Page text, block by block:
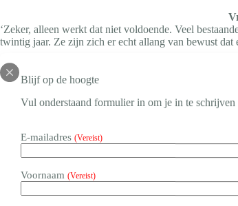
Blijf op de hoogte
Vul onderstaand formulier in om je in te
E-mailadres (Vereist)
Voornaam (Vereist)
‘Zeker, alleen werkt dat niet voldoende. Veel
twintig jaar. Ze zijn zich er echt allang van bewust
‘Soms wel, vaak niet. Ze zeggen allemaal dat ze
af is. Maar het moge duidelijk zijn dat er echt
En die bereidheid is er niet overal?
‘Weet je wat het is: zo’n board heeft zoveel